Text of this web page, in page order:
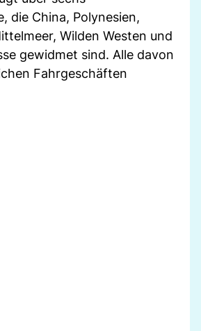
die China, Polynesien,
Wilden Westen und
gewidmet sind. Alle davon
Fahrgeschäften